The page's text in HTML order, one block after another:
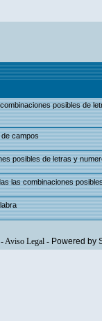
posibles de
campos
posibles de letras y
las combinaciones
Aviso Legal- Powered by